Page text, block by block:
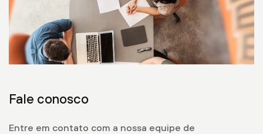
Fale conosco
Entre em contato com a nossa equipe de